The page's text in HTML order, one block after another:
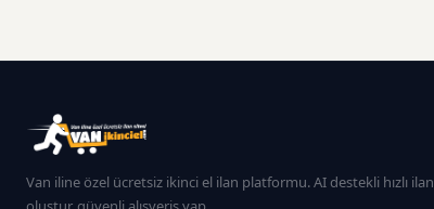
Van iline özel ücretsiz ikinci el ilan platformu. AI destekli hızlı ilan